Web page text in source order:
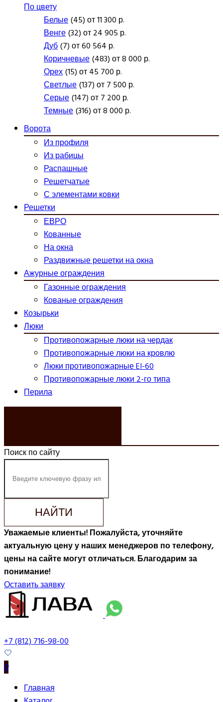
По цвету
Белые(45) от 11 300 р.
Венге(32) от 24 905 р.
Дуб(7) от 60 564 р.
Коричневые(483) от 8 000 р.
Орех(15) от 45 700 р.
Светлые(137) от 7 500 р.
Серые(147) от 7 200 р.
Темные(316) от 8 000 р.
Ворота
Из профиля
Из рабицы
Распашные
Решетчатые
С элементами ковки
Решетки
ЕВРО
Кованные
На окна
Раздвижные решетки на окна
Ажурные ограждения
Газонные ограждения
Кованые ограждения
Козырьки
Люки
Противопожарные люки на чердак
Противопожарные люки на кровлю
Люки противопожарные EI-60
Противопожарные люки 2-го типа
Перила
Поиск по сайту
НАЙТИ
Уважаемые клиенты! Пожалуйста, уточняйте
актуальную цену у наших менеджеров по телефону,
цены на сайте могут отличаться. Благодарим за
понимание!
Оставить заявку
+7 (812) 716-98-00
0
Главная